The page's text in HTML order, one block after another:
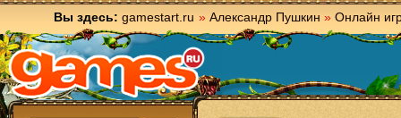
Вы здесь: gamestart.ru » Александр Пушкин » Онлайн